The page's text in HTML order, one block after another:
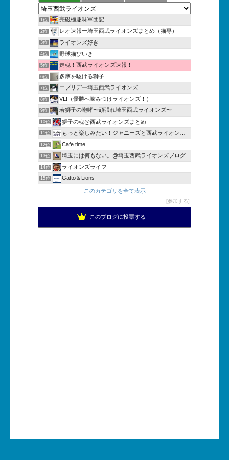
1位 亮磁極趣味軍団記
2位 レオ速報ー埼玉西武ライオンズまとめ（猫専）
3位 ライオンズ好き
4位 野球猫びいき
5位 走魂！西武ライオンズ速報！
6位 多摩を駆ける獅子
7位 エブリデー埼玉西武ライオンズ
8位 VL!（優勝へ噛みつけライオンズ！）
9位 若獅子の咆哮〜頑張れ埼玉西武ライオンズ〜
10位 獅子の魂@西武ライオンズまとめ
11位 もっと楽しみたい！ジャニーズと西武ライオンズを愛するブログ
12位 Cafe time
13位 埼玉には何もない。@埼玉西武ライオンズブログ
14位 ライオンズライフ
15位 Gatto＆Lions
このカテゴリを全て表示
参加する
このブログに投票する